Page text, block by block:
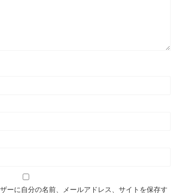
ーに自分の名前、メールアドレス、サイトを保存す